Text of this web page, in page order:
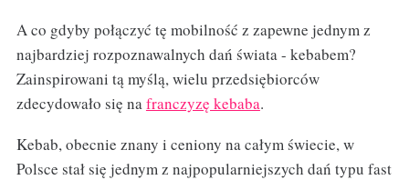
A co gdyby połączyć tę mobilność z zapewne jednym z
najbardziej rozpoznawalnych dań świata - kebabem?
Zainspirowani tą myślą, wielu przedsiębiorców
zdecydowało się nafranczyzę kebaba.
Kebab, obecnie znany i ceniony na całym świecie, w
Polsce stał się jednym z najpopularniejszych dań typu fast